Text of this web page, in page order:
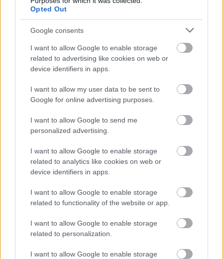
Opted Out
Google consents
I want to allow Google to enable storage
related to advertising like cookies on web or
device identifiers in apps.
I want to allow my user data to be sent to
Google for online advertising purposes.
I want to allow Google to send me
personalized advertising.
I want to allow Google to enable storage
related to analytics like cookies on web or
device identifiers in apps.
I want to allow Google to enable storage
related to functionality of the website or app.
I want to allow Google to enable storage
related to personalization.
I want to allow Google to enable storage
που ντύνεσαι
DAKOTA JOHNSON.
BEST OF INTERNET